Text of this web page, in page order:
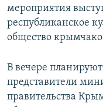
Все сайты RFE/RL
мероприятия
республиканское
общество
В вечере
представители
правительства